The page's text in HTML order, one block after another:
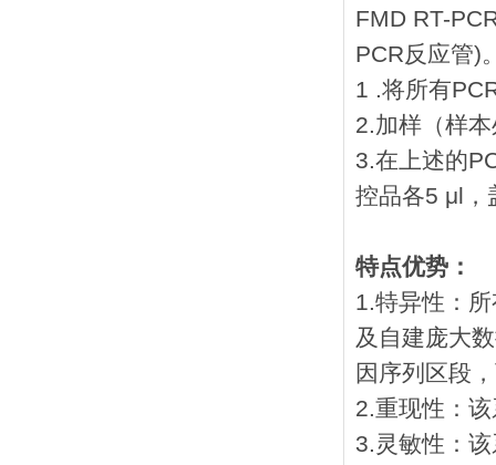
FMD RT-
PCR反应管)
1 .将所有
2.加样（样
3.在上述的
控品各5 μl，
特点优势：
1.特异性：
及自建庞大
因序列区段
2.重现性：
3.灵敏性：